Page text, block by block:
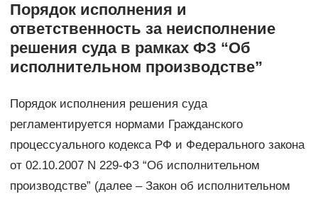
Порядок исполнения и
ответственность за неисполнение
решения суда в рамках ФЗ “Об
исполнительном производстве”
Порядок исполнения решения суда
регламентируется нормами Гражданского
процессуального кодекса РФ и Федерального закона
от 02.10.2007 N 229-ФЗ “Об исполнительном
производстве” (далее – Закон об исполнительном